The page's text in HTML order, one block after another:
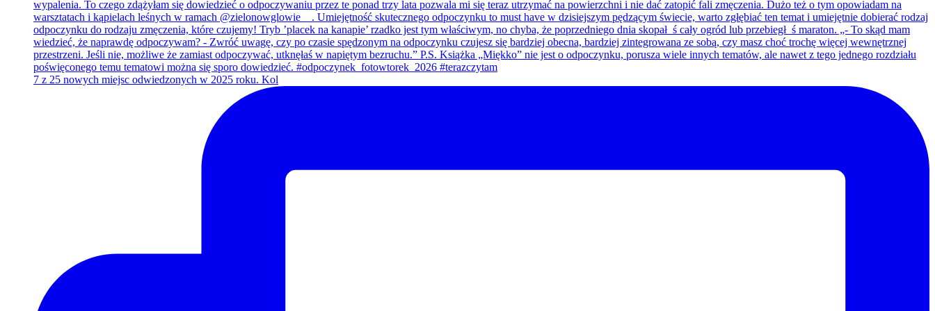
7 z 25 nowych miejsc odwiedzonych w 2025 roku. Kol